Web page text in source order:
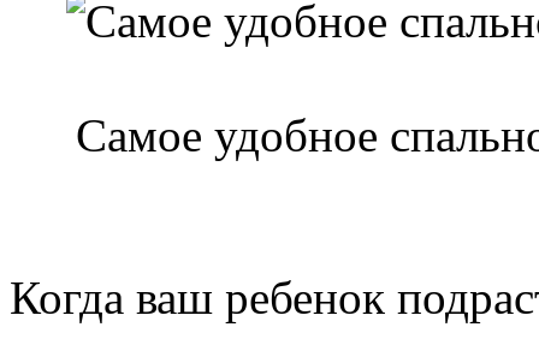
Самое удобное
Когда ваш ребенок